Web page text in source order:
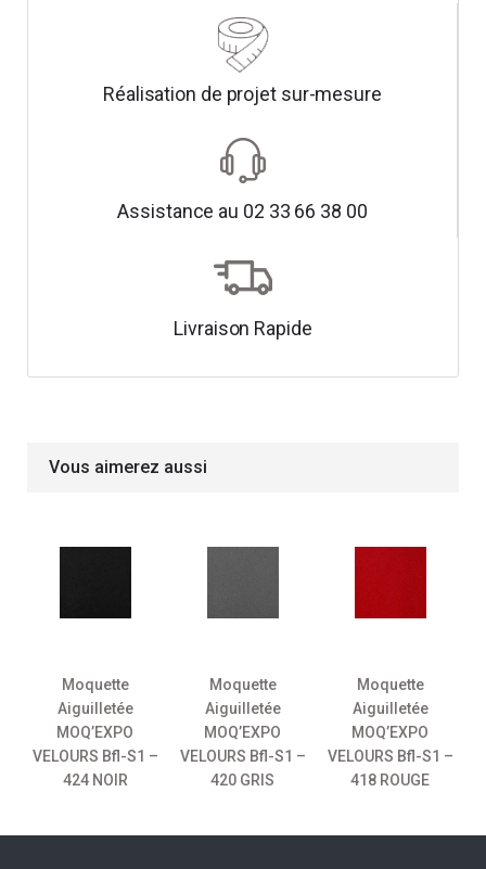
Réalisation de projet sur-mesure
Assistance au 02 33 66 38 00
Livraison Rapide
Vous aimerez aussi
Moquette
Aiguilletée
MOQ’EXPO
VELOURS Bfl-S1 –
424 NOIR
Moquette
Aiguilletée
MOQ’EXPO
VELOURS Bfl-S1 –
420 GRIS
Moquette
Aiguilletée
MOQ’EXPO
VELOURS Bfl-S1 –
418 ROUGE